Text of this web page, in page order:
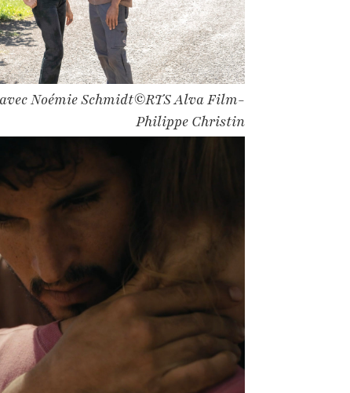
Noémie Schmidt©RTS Alva Film-
Philippe Christin